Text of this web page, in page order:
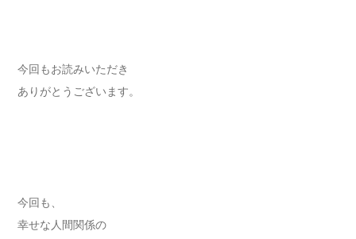
今回もお読みいただき
ありがとうございます。
今回も、
幸せな人間関係の